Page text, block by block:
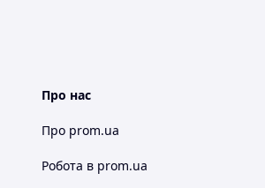
Про нас
Про prom.ua
Робота в prom.ua